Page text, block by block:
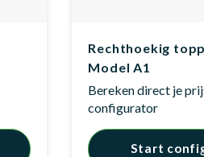
Rechthoekig
Model A1
Bereken direct je
configurator
Start